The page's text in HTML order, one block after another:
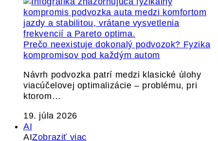
Prečo neexistuje dokonalý podvozok? Fyzika
kompromisov pod každým autom
Návrh podvozka patrí medzi klasické úlohy
viacúčelovej optimalizácie – problému, pri
ktorom…
19. júla 2026
AI
AIZobraziť viac